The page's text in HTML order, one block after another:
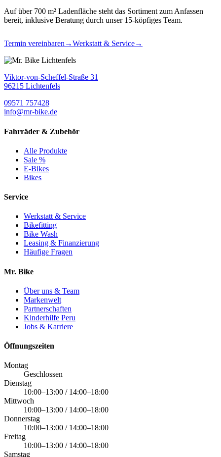
Auf über 700 m² Ladenfläche steht das Sortiment zum Anfassen
bereit, inklusive Beratung durch unser 15-köpfiges Team.
Termin vereinbaren →Werkstatt & Service→
Viktor-von-Scheffel-Straße 31
96215 Lichtenfels
09571 757428
info@mr-bike.de
Fahrräder & Zubehör
Alle Produkte
Sale %
E-Bikes
Bikes
Service
Werkstatt & Service
Bikefitting
Bike Wash
Leasing & Finanzierung
Häufige Fragen
Mr. Bike
Über uns & Team
Markenwelt
Partnerschaften
Kinderhilfe Peru
Jobs & Karriere
Öffnungszeiten
Montag
Geschlossen
Dienstag
10:00–13:00 / 14:00–18:00
Mittwoch
10:00–13:00 / 14:00–18:00
Donnerstag
10:00–13:00 / 14:00–18:00
Freitag
10:00–13:00 / 14:00–18:00
Samstag